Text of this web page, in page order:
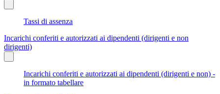
Tassi di assenza
Incarichi conferiti e autorizzati ai dipendenti (dirigenti e non
dirigenti)
Incarichi conferiti e autorizzati ai dipendenti (dirigenti e non) -
in formato tabellare